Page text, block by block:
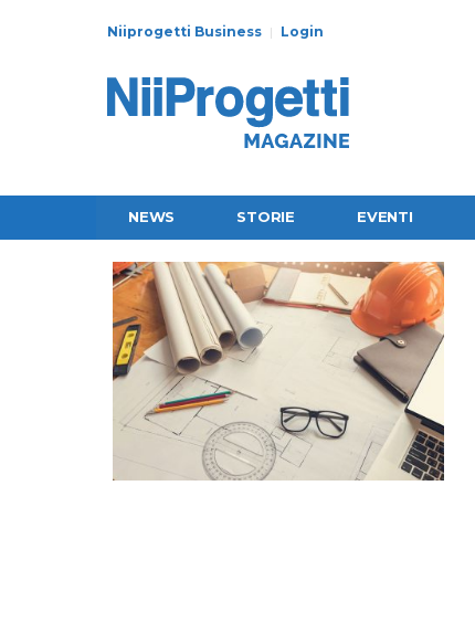
Niiprogetti Business Login
NEWS STORIE EVENTI